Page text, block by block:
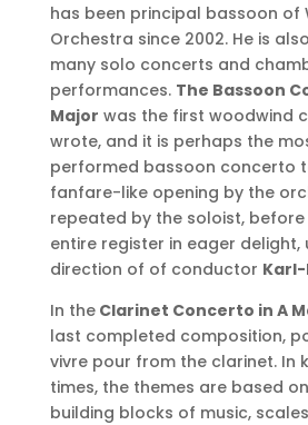
has been principal bassoon of
Orchestra since 2002. He is
many solo concerts and
performances. The Bassoon
Major was the first woodwind
wrote, and it is perhaps the
performed bassoon concerto
fanfare-like opening by the
repeated by the soloist,
entire register in eager delight,
direction of of conductor
In theClarinet Concerto in A
last completed composition,
vivre pour from the clarinet. In
times, the themes are based
building blocks of music,